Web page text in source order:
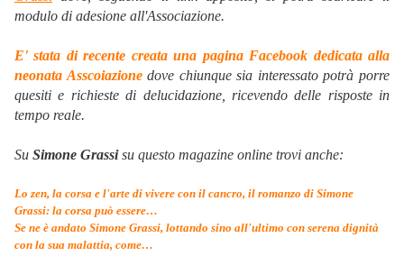
modulo di adesione all'Associazione.
E' stata di recente creata una pagina Facebook dedicata alla
neonata Asscoiazione dove chiunque sia interessato potrà porre
quesiti e richieste di delucidazione, ricevendo delle risposte in
tempo reale.
Su Simone Grassisu questo magazine online trovi anche:
Lo zen, la corsa e l'arte di vivere con il cancro, il romanzo di Simone
Grassi: la corsa può essere…
Se ne è andato Simone Grassi, lottando sino all'ultimo con serena dignità
con la sua malattia, come…